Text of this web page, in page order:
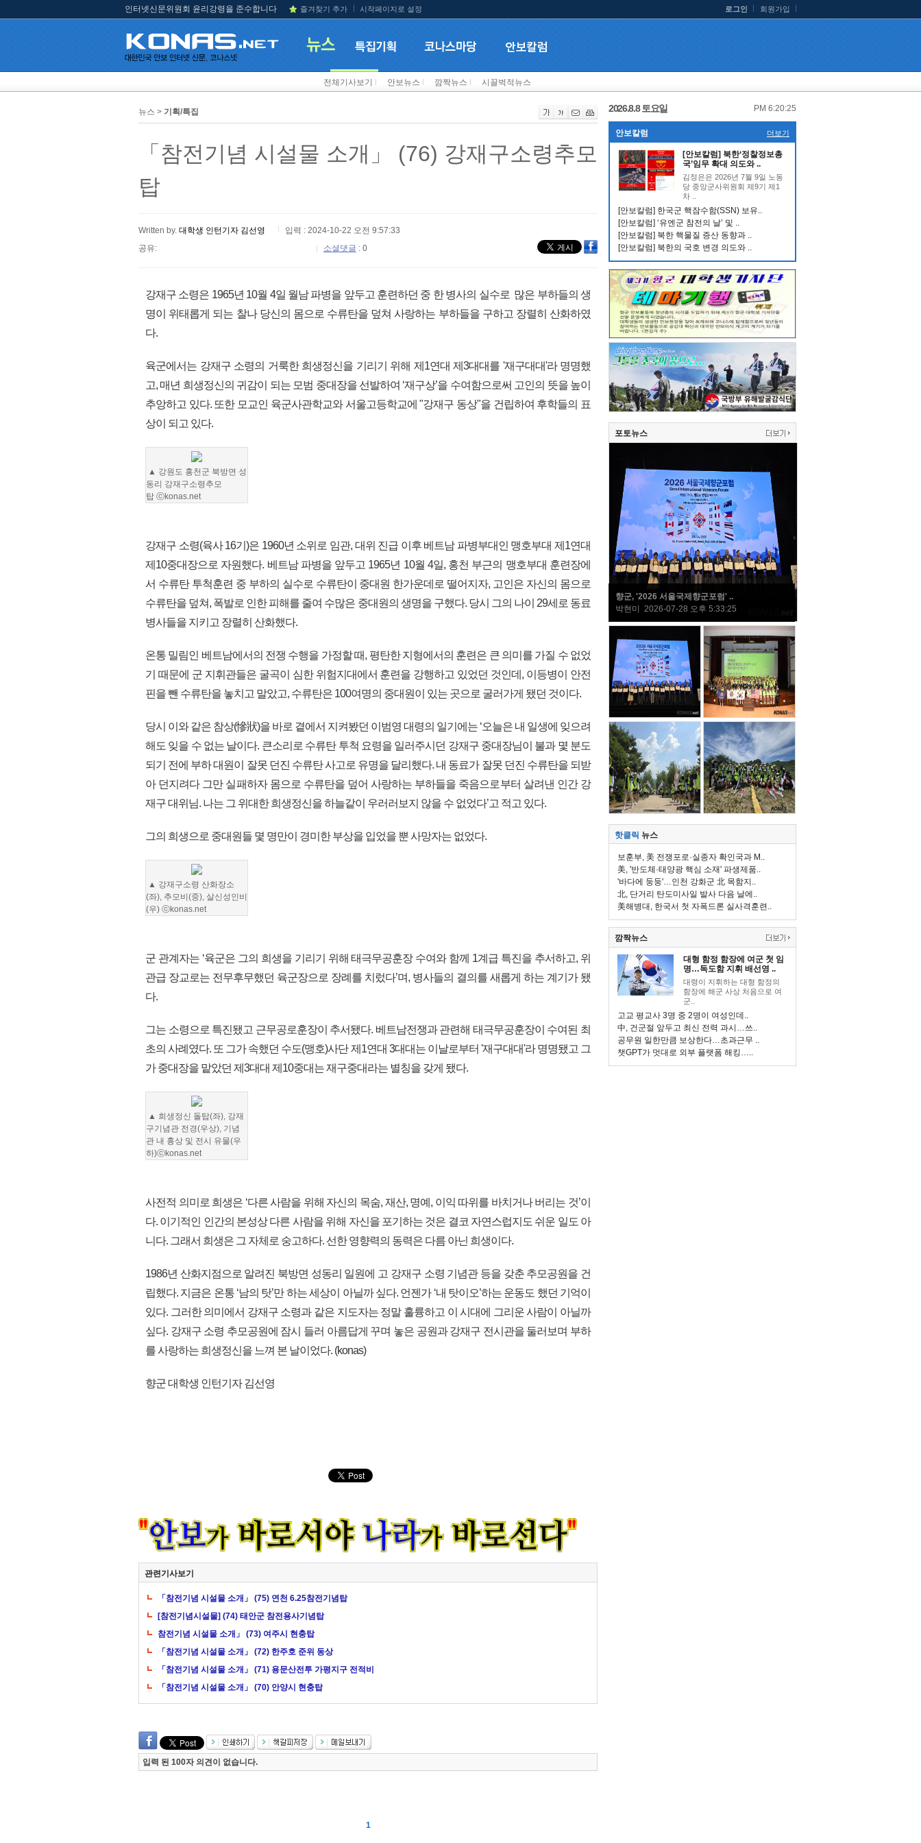
인터넷신문위원회 윤리강령을 준수합니다 즐겨찾기 추가 시작페이지로 설정 로그인 회원가입
전체기사보기 안보뉴스 깜짝뉴스 시끌벅적뉴스
뉴스 > 기획/특집
「참전기념 시설물 소개」 (76) 강재구소령추모
탑
Written by. 대학생 인턴기자 김선영
입력 : 2024-10-22 오전 9:57:33
공유:
소셜댓글 : 0
강재구 소령은 1965년 10월 4일 월남 파병을 앞두고 훈련하던 중 한 병사의 실수로 많은 부하들의 생
명이 위태롭게 되는 찰나 당신의 몸으로 수류탄을 덮쳐 사랑하는 부하들을 구하고 장렬히 산화하였
다.
육군에서는 강재구 소령의 거룩한 희생정신을 기리기 위해 제1연대 제3대대를 '재구대대'라 명명했
고, 매년 희생정신의 귀감이 되는 모범 중대장을 선발하여 ‘재구상’을 수여함으로써 고인의 뜻을 높이
추앙하고 있다. 또한 모교인 육군사관학교와 서울고등학교에 "강재구 동상"을 건립하여 후학들의 표
상이 되고 있다.
▲ 강원도 홍천군 북방면 성
동리 강재구소령추모
탑 ⓒkonas.net
강재구 소령(육사 16기)은 1960년 소위로 임관, 대위 진급 이후 베트남 파병부대인 맹호부대 제1연대
제10중대장으로 자원했다. 베트남 파병을 앞두고 1965년 10월 4일, 홍천 부근의 맹호부대 훈련장에
서 수류탄 투척훈련 중 부하의 실수로 수류탄이 중대원 한가운데로 떨어지자, 고인은 자신의 몸으로
수류탄을 덮쳐, 폭발로 인한 피해를 줄여 수많은 중대원의 생명을 구했다. 당시 그의 나이 29세로 동료
병사들을 지키고 장렬히 산화했다.
온통 밀림인 베트남에서의 전쟁 수행을 가정할 때, 평탄한 지형에서의 훈련은 큰 의미를 가질 수 없었
기 때문에 군 지휘관들은 굴곡이 심한 위험지대에서 훈련을 강행하고 있었던 것인데, 이등병이 안전
핀을 뺀 수류탄을 놓치고 말았고, 수류탄은 100여명의 중대원이 있는 곳으로 굴러가게 됐던 것이다.
당시 이와 같은 참상(慘狀)을 바로 곁에서 지켜봤던 이범영 대령의 일기에는 ‘오늘은 내 일생에 잊으려
해도 잊을 수 없는 날이다. 큰소리로 수류탄 투척 요령을 일러주시던 강재구 중대장님이 불과 몇 분도
되기 전에 부하 대원이 잘못 던진 수류탄 사고로 유명을 달리했다. 내 동료가 잘못 던진 수류탄을 되받
아 던지려다 그만 실패하자 몸으로 수류탄을 덮어 사랑하는 부하들을 죽음으로부터 살려낸 인간 강
재구 대위님. 나는 그 위대한 희생정신을 하늘같이 우러러보지 않을 수 없었다’고 적고 있다.
그의 희생으로 중대원들 몇 명만이 경미한 부상을 입었을 뿐 사망자는 없었다.
▲ 강재구소령 산화장소
(좌), 추모비(중), 살신성인비
(우) ⓒkonas.net
군 관계자는 ‘육군은 그의 희생을 기리기 위해 태극무공훈장 수여와 함께 1계급 특진을 추서하고, 위
관급 장교로는 전무후무했던 육군장으로 장례를 치렀다’며, 병사들의 결의를 새롭게 하는 계기가 됐
다.
그는 소령으로 특진됐고 근무공로훈장이 추서됐다. 베트남전쟁과 관련해 태극무공훈장이 수여된 최
초의 사례였다. 또 그가 속했던 수도(맹호)사단 제1연대 3대대는 이날로부터 '재구대대'라 명명됐고 그
가 중대장을 맡았던 제3대대 제10중대는 재구중대라는 별칭을 갖게 됐다.
▲ 희생정신 돌탑(좌), 강재
구기념관 전경(우상), 기념
관 내 흉상 및 전시 유물(우
하)ⓒkonas.net
사전적 의미로 희생은 ‘다른 사람을 위해 자신의 목숨, 재산, 명예, 이익 따위를 바치거나 버리는 것’이
다. 이기적인 인간의 본성상 다른 사람을 위해 자신을 포기하는 것은 결코 자연스럽지도 쉬운 일도 아
니다. 그래서 희생은 그 자체로 숭고하다. 선한 영향력의 동력은 다름 아닌 희생이다.
1986년 산화지점으로 알려진 북방면 성동리 일원에 고 강재구 소령 기념관 등을 갖춘 추모공원을 건
립했다. 지금은 온통 ‘남의 탓’만 하는 세상이 아닐까 싶다. 언젠가 ‘내 탓이오’하는 운동도 했던 기억이
있다. 그러한 의미에서 강재구 소령과 같은 지도자는 정말 훌륭하고 이 시대에 그리운 사람이 아닐까
싶다. 강재구 소령 추모공원에 잠시 들러 아름답게 꾸며 놓은 공원과 강재구 전시관을 둘러보며 부하
를 사랑하는 희생정신을 느껴 본 날이었다. (konas)
향군 대학생 인턴기자 김선영
관련기사보기
「참전기념 시설물 소개」 (75) 연천 6.25참전기념탑
[참전기념시설물] (74) 태안군 참전용사기념탑
참전기념 시설물 소개」 (73) 여주시 현충탑
「참전기념 시설물 소개」 (72) 한주호 준위 동상
「참전기념 시설물 소개」 (71) 용문산전투 가평지구 전적비
「참전기념 시설물 소개」 (70) 안양시 현충탑
입력 된 100자 의견이 없습니다.
1
2026.8.8 토요일 PM 6:20:25
안보칼럼 더보기
[안보칼럼] 북한‘정찰정보총
국’임무 확대 의도와 ..
김정은은 2026년 7월 9일 노동
당 중앙군사위원회 제9기 제1
차 ..
[안보칼럼] 한국군 핵잠수함(SSN) 보유..
[안보칼럼] ‘유엔군 참전의 날’ 및 ..
[안보칼럼] 북한 핵물질 증산 동향과 ..
[안보칼럼] 북한의 국호 변경 의도와 ..
포토뉴스
향군, '2026 서울국제향군포럼' ..
박현미 2026-07-28 오후 5:33:25
핫클릭 뉴스
보훈부, 美 전쟁포로·실종자 확인국과 M..
美, '반도체·태양광 핵심 소재' 파생제품..
'바다에 둥둥'…인천 강화군 北 목함지..
北, 단거리 탄도미사일 발사 다음 날에..
美해병대, 한국서 첫 자폭드론 실사격훈련..
깜짝뉴스
대형 함정 함장에 여군 첫 임
명…독도함 지휘 배선영 ..
대령이 지휘하는 대형 함정의
함장에 해군 사상 처음으로 여
군..
고교 평교사 3명 중 2명이 여성인데..
中, 건군절 앞두고 최신 전력 과시…쓰..
공무원 일한만큼 보상한다…초과근무 ..
챗GPT가 멋대로 외부 플랫폼 해킹…..